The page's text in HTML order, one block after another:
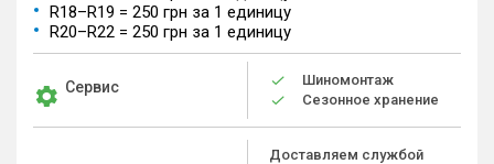
R18–R19 = 250 грн за 1 единицу
R20–R22 = 250 грн за 1 единицу
Сервис
Шиномонтаж
Сезонное хранение
Доставляем службой